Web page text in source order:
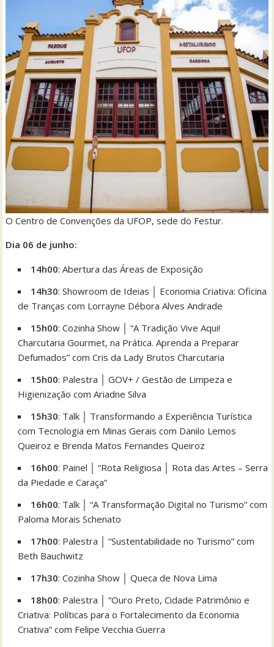
O Centro de Convenções da UFOP, sede do Festur.
Dia 06 de junho:
14h00: Abertura das Áreas de Exposição
14h30: Showroom de Ideias │ Economia Criativa: Oficina
de Tranças com Lorrayne Débora Alves Andrade
15h00: Cozinha Show │ “A Tradição Vive Aqui!
Charcutaria Gourmet, na Prática. Aprenda a Preparar
Defumados” com Cris da Lady Brutos Charcutaria
15h00: Palestra │ GOV+ / Gestão de Limpeza e
Higienização com Ariadne Silva
15h30: Talk │ Transformando a Experiência Turística
com Tecnologia em Minas Gerais com Danilo Lemos
Queiroz e Brenda Matos Fernandes Queiroz
16h00: Painel │ “Rota Religiosa │ Rota das Artes – Serra
da Piedade e Caraça”
16h00: Talk │ “A Transformação Digital no Turismo” com
Paloma Morais Schenato
17h00: Palestra │ “Sustentabilidade no Turismo” com
Beth Bauchwitz
17h30: Cozinha Show │ Queca de Nova Lima
18h00: Palestra │ “Ouro Preto, Cidade Patrimônio e
Criativa: Políticas para o Fortalecimento da Economia
Criativa” com Felipe Vecchia Guerra